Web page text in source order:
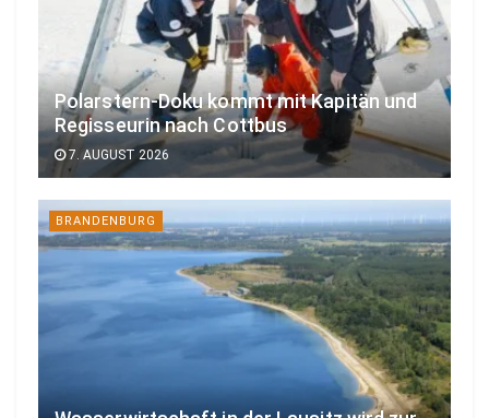
Polarstern-Doku kommt mit Kapitän und
Regisseurin nach Cottbus
7. AUGUST 2026
BRANDENBURG